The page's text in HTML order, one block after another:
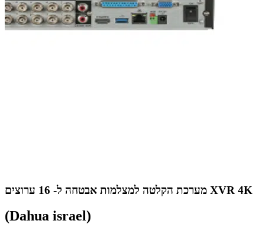
מערכת הקלטה למצלמות אבטחה ל- 16 ערוצים XVR 4K
(Dahua israel)